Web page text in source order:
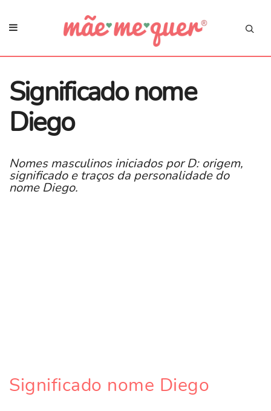
Significado nome
Diego
Nomes masculinos iniciados por D: origem,
significado e traços da personalidade do
nome Diego.
Significado nome Diego